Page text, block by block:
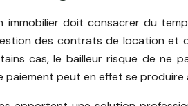
doit consacrer du
des contrats de location et
cas, le bailleur risque de ne
paiement peut en effet se